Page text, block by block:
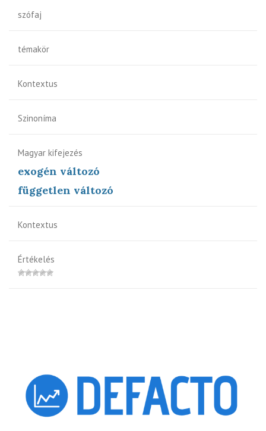
szófaj
témakör
Kontextus
Szinoníma
Magyar kifejezés
exogén változó
független változó
Kontextus
Értékelés